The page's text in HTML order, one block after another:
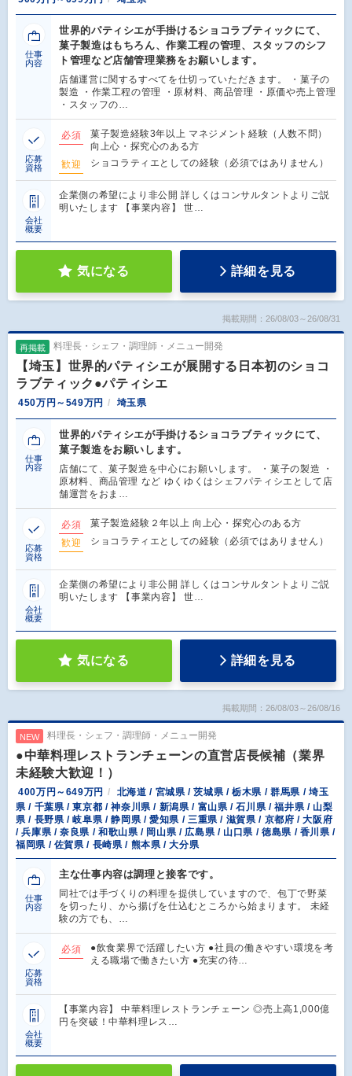
仕事
内容
世界的パティシエが手掛けるショコラブティックにて、
菓子製造はもちろん、作業工程の管理、スタッフのシフ
ト管理など店舗管理業務をお願いします。
店舗運営に関するすべてを仕切っていただきます。 ・菓子の
製造 ・作業工程の管理 ・原材料、商品管理 ・原価や売上管理
・スタッフの…
応募
資格
必須
菓子製造経験3年以上 マネジメント経験（人数不問）
向上心・探究心のある方
歓迎
ショコラティエとしての経験（必須ではありません）
会社
概要
企業側の希望により非公開 詳しくはコンサルタントよりご説
明いたします 【事業内容】 世…
気になる 詳細を見る
掲載期間：26/08/03～26/08/31
再掲載 料理長・シェフ・調理師・メニュー開発
【埼玉】世界的パティシエが展開する日本初のショコ
ラブティック●パティシエ
450万円～549万円 埼玉県
仕事
内容
世界的パティシエが手掛けるショコラブティックにて、
菓子製造をお願いします。
店舗にて、菓子製造を中心にお願いします。 ・菓子の製造 ・
原材料、商品管理 など ゆくゆくはシェフパティシエとして店
舗運営をおま…
応募
資格
必須
菓子製造経験２年以上 向上心・探究心のある方
歓迎
ショコラティエとしての経験（必須ではありません）
会社
概要
企業側の希望により非公開 詳しくはコンサルタントよりご説
明いたします 【事業内容】 世…
気になる 詳細を見る
掲載期間：26/08/03～26/08/16
NEW 料理長・シェフ・調理師・メニュー開発
●中華料理レストランチェーンの直営店長候補（業界
未経験大歓迎！）
400万円～649万円
北海道 / 宮城県 / 茨城県 / 栃木県 / 群馬県 / 埼玉
県 / 千葉県 / 東京都 / 神奈川県 / 新潟県 / 富山県 / 石川県 / 福井県 / 山梨
県 / 長野県 / 岐阜県 / 静岡県 / 愛知県 / 三重県 / 滋賀県 / 京都府 / 大阪府
/ 兵庫県 / 奈良県 / 和歌山県 / 岡山県 / 広島県 / 山口県 / 徳島県 / 香川県 /
福岡県 / 佐賀県 / 長崎県 / 熊本県 / 大分県
仕事
内容
主な仕事内容は調理と接客です。
同社では手づくりの料理を提供していますので、包丁で野菜
を切ったり、から揚げを仕込むところから始まります。 未経
験の方でも、…
応募
資格
必須
●飲食業界で活躍したい方 ●社員の働きやすい環境を考
える職場で働きたい方 ●充実の待…
会社
概要
【事業内容】 中華料理レストランチェーン ◎売上高1,000億
円を突破！中華料理レス…